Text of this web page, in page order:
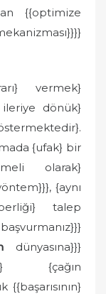
{{optimize
vermek}
ileriye dönük}
{ufak} bir
olarak}
{aynı
talep
dünyasına}}}
{çağın